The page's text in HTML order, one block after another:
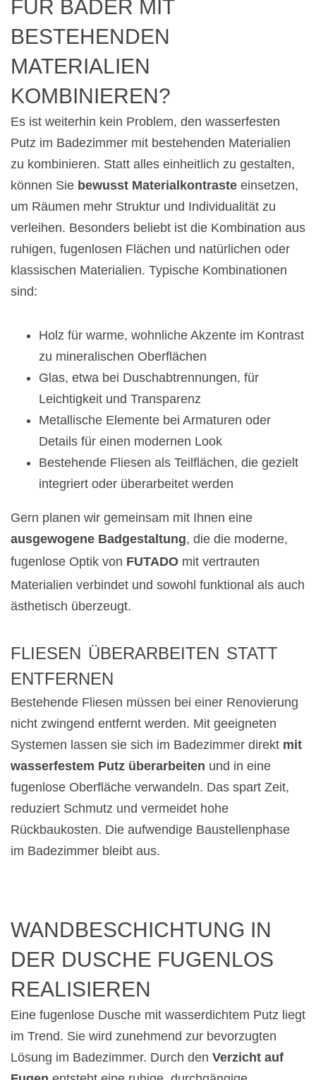
FÜR BÄDER MIT
BESTEHENDEN
MATERIALIEN
KOMBINIEREN?
Es ist weiterhin kein Problem, den wasserfesten
Putz im Badezimmer mit bestehenden Materialien
zu kombinieren. Statt alles einheitlich zu gestalten,
können Sie bewusst Materialkontraste einsetzen,
um Räumen mehr Struktur und Individualität zu
verleihen. Besonders beliebt ist die Kombination aus
ruhigen, fugenlosen Flächen und natürlichen oder
klassischen Materialien. Typische Kombinationen
sind:
Holz für warme, wohnliche Akzente im Kontrast
zu mineralischen Oberflächen
Glas, etwa bei Duschabtrennungen, für
Leichtigkeit und Transparenz
Metallische Elemente bei Armaturen oder
Details für einen modernen Look
Bestehende Fliesen als Teilflächen, die gezielt
integriert oder überarbeitet werden
Gern planen wir gemeinsam mit Ihnen eine
ausgewogene Badgestaltung, die die moderne,
fugenlose Optik von FUTADO mit vertrauten
Materialien verbindet und sowohl funktional als auch
ästhetisch überzeugt.
FLIESEN ÜBERARBEITEN STATT
ENTFERNEN
Bestehende Fliesen müssen bei einer Renovierung
nicht zwingend entfernt werden. Mit geeigneten
Systemen lassen sie sich im Badezimmer direkt mit
wasserfestem Putz überarbeiten und in eine
fugenlose Oberfläche verwandeln. Das spart Zeit,
reduziert Schmutz und vermeidet hohe
Rückbaukosten. Die aufwendige Baustellenphase
im Badezimmer bleibt aus.
WANDBESCHICHTUNG IN
DER DUSCHE FUGENLOS
REALISIEREN
Eine fugenlose Dusche mit wasserdichtem Putz liegt
im Trend. Sie wird zunehmend zur bevorzugten
Lösung im Badezimmer. Durch den Verzicht auf